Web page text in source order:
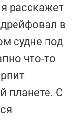
расскажет
в
судне под
что-то
планете. С